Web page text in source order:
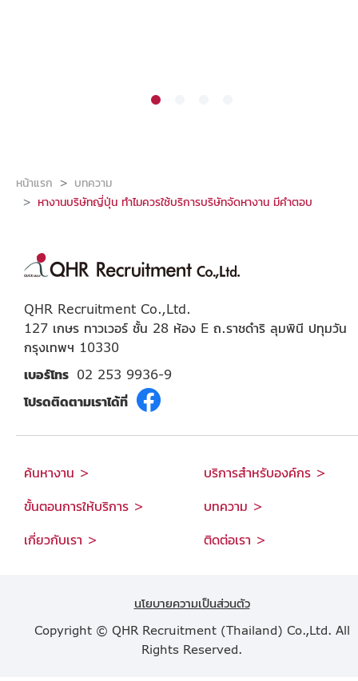
หน้าแรก
บทความ
หางานบริษัทญี่ปุ่น ทำไมควรใช้บริการบริษัทจัดหางาน มีคำตอบ
QHR Recruitment Co.,Ltd.
127 เกษร ทาวเวอร์ ชั้น 28 ห้อง E ถ.ราชดำริ ลุมพินี ปทุมวัน
กรุงเทพฯ 10330
เบอร์โทร 02 253 9936-9
โปรดติดตามเราได้ที่
ค้นหางาน > บริการสำหรับองค์กร >
ขั้นตอนการให้บริการ > บทความ >
เกี่ยวกับเรา > ติดต่อเรา >
นโยบายความเป็นส่วนตัว
Copyright © QHR Recruitment (Thailand) Co.,Ltd. All
Rights Reserved.